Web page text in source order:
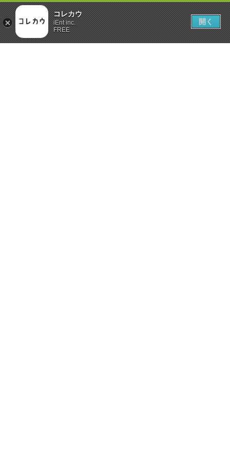
コレカウ
iEnt inc.
FREE
開く